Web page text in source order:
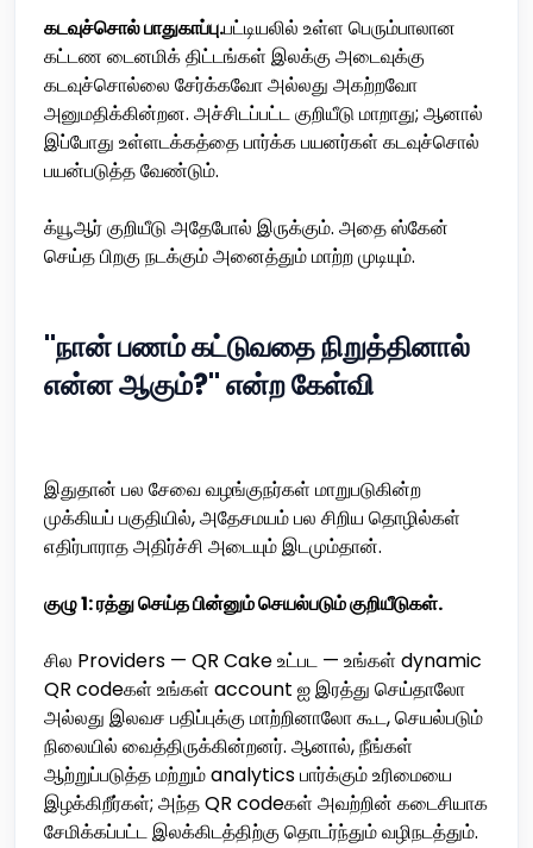
கடவுச்சொல் பாதுகாப்பு.பட்டியலில் உள்ள பெரும்பாலான
கட்டண டைனமிக் திட்டங்கள் இலக்கு அடைவுக்கு
கடவுச்சொல்லை சேர்க்கவோ அல்லது அகற்றவோ
அனுமதிக்கின்றன. அச்சிடப்பட்ட குறியீடு மாறாது; ஆனால்
இப்போது உள்ளடக்கத்தை பார்க்க பயனர்கள் கடவுச்சொல்
பயன்படுத்த வேண்டும்.
க்யூஆர் குறியீடு அதேபோல் இருக்கும். அதை ஸ்கேன்
செய்த பிறகு நடக்கும் அனைத்தும் மாற்ற முடியும்.
"நான் பணம் கட்டுவதை நிறுத்தினால்
என்ன ஆகும்?" என்ற கேள்வி
இதுதான் பல சேவை வழங்குநர்கள் மாறுபடுகின்ற
முக்கியப் பகுதியில், அதேசமயம் பல சிறிய தொழில்கள்
எதிர்பாராத அதிர்ச்சி அடையும் இடமும்தான்.
குழு 1: ரத்து செய்த பின்னும் செயல்படும் குறியீடுகள்.
சில Providers — QR Cake உட்பட — உங்கள் dynamic
QR codeகள் உங்கள் account ஐ இரத்து செய்தாலோ
அல்லது இலவச பதிப்புக்கு மாற்றினாலோ கூட, செயல்படும்
நிலையில் வைத்திருக்கின்றனர். ஆனால், நீங்கள்
ஆற்றுப்படுத்த மற்றும் analytics பார்க்கும் உரிமையை
இழக்கிறீர்கள்; அந்த QR codeகள் அவற்றின் கடைசியாக
சேமிக்கப்பட்ட இலக்கிடத்திற்கு தொடர்ந்தும் வழிநடத்தும்.